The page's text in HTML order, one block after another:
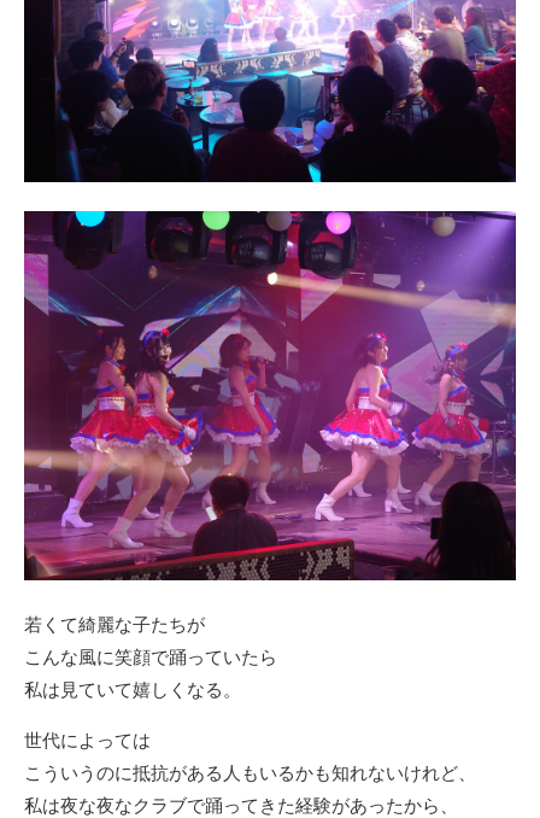
若くて綺麗な子たちが
こんな風に笑顔で踊っていたら
私は見ていて嬉しくなる。
世代によっては
こういうのに抵抗がある人もいるかも知れないけれど、
私は夜な夜なクラブで踊ってきた経験があったから、